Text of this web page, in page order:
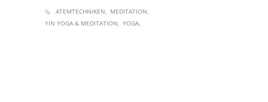
ATEMTECHNIKEN
MEDITATION
YIN YOGA & MEDITATION
YOGA